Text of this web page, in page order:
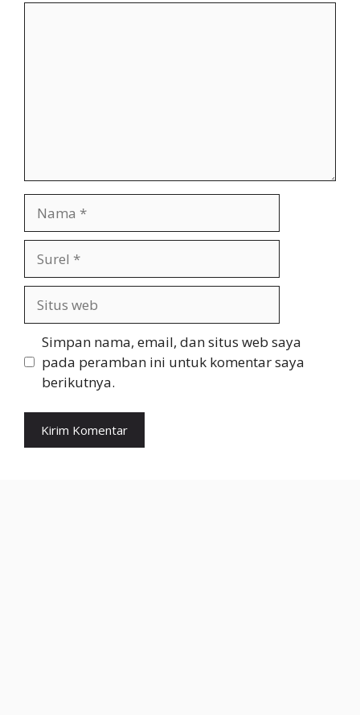
web
Simpan nama, email, dan situs web saya
pada peramban ini untuk komentar saya
berikutnya.